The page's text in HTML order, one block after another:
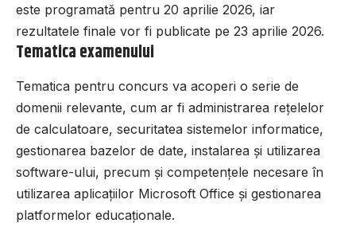
este programată pentru 20 aprilie 2026, iar
rezultatele finale vor fi publicate pe 23 aprilie 2026.
Tematica examenului
Tematica pentru concurs va acoperi o serie de
domenii relevante, cum ar fi administrarea rețelelor
de calculatoare, securitatea sistemelor informatice,
gestionarea bazelor de date, instalarea și utilizarea
software-ului, precum și competențele necesare în
utilizarea aplicațiilor Microsoft Office și gestionarea
platformelor educaționale.